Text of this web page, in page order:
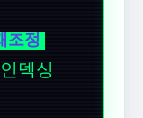
정
덱싱